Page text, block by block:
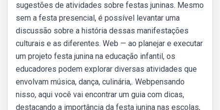
sugestões de atividades sobre festas juninas. Mesmo
sem a festa presencial, é possível levantar uma
discussão sobre a história dessas manifestações
culturais e as diferentes. Web — ao planejar e executar
um projeto festa junina na educação infantil, os
educadores podem explorar diversas atividades que
envolvam música, dança, culinária,. Webpensando
nisso, aqui você vai encontrar um guia com dicas,
destacando a importância da festa junina nas escolas,